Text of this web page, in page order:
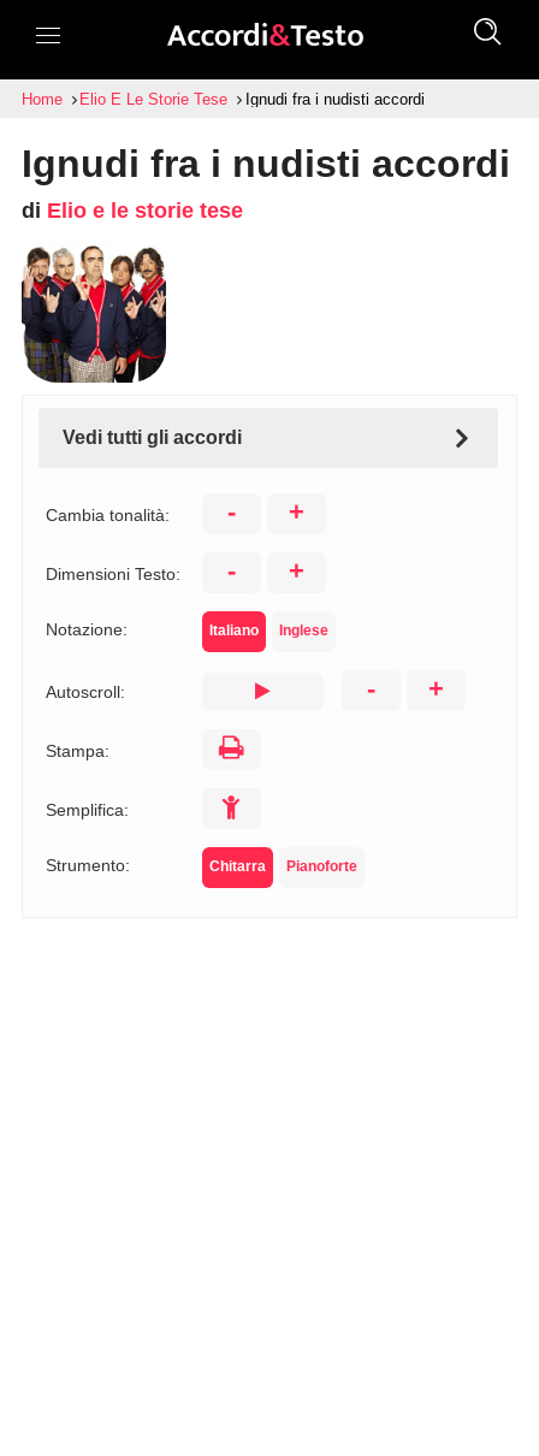
Home Elio E Le Storie Tese Ignudi fra i nudisti accordi
Ignudi fra i nudisti accordi
di Elio e le storie tese
Vedi tutti gli accordi
Cambia tonalità: - +
Dimensioni Testo: - +
Notazione: Italiano Inglese
Autoscroll: - +
Stampa:
Semplifica:
Strumento: Chitarra Pianoforte